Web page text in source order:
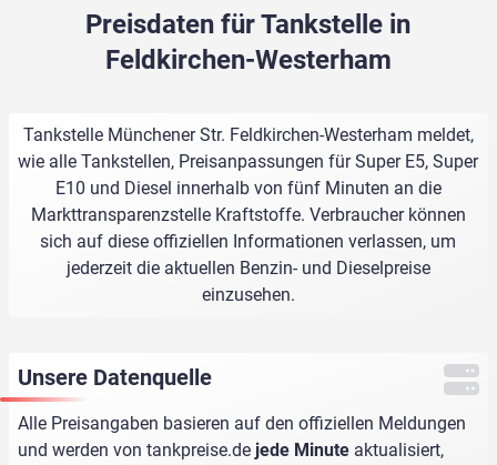
Preisdaten für Tankstelle in
Feldkirchen-Westerham
Tankstelle Münchener Str. Feldkirchen-Westerham meldet,
wie alle Tankstellen, Preisanpassungen für Super E5, Super
E10 und Diesel innerhalb von fünf Minuten an die
Markttransparenzstelle Kraftstoffe. Verbraucher können
sich auf diese offiziellen Informationen verlassen, um
jederzeit die aktuellen Benzin- und Dieselpreise
einzusehen.
Unsere Datenquelle
Alle Preisangaben basieren auf den offiziellen Meldungen
und werden von tankpreise.de jede Minute aktualisiert,